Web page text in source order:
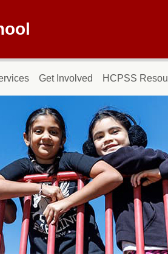
Get Involved HCPSS